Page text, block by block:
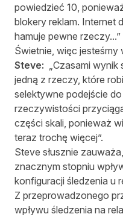
powiedzieć 10,
blokery reklam. Internet
hamuje pewne rzeczy...”
Świetnie, więc
Steve:
„Czasami
jedną z rzeczy, które
selektywne podejście
rzeczywistości
części skali, ponieważ
teraz trochę więcej”.
Steve słusznie
znacznym stopniu
konfiguracji śledzenia u
Z przeprowadzonego
wpływu śledzenia na